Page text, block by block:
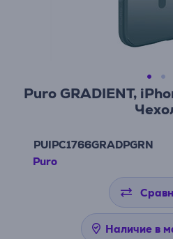
Puro GRADIENT,
PUIPC1766GRADPGRN
Puro
Наличие в